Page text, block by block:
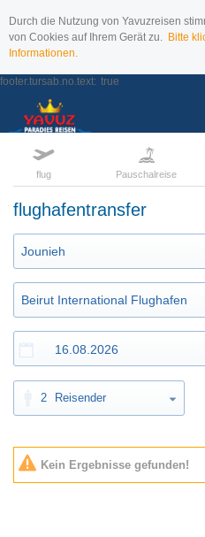
Durch die Nutzung von Yavuzreisen
von Cookies auf Ihrem Gerät zu. Bitte
Informationen.
footer.tursab.no.text: true
flug Pauschalreise
flughafentransfer
2 Reisender
Kein Ergebnisse gefunden!